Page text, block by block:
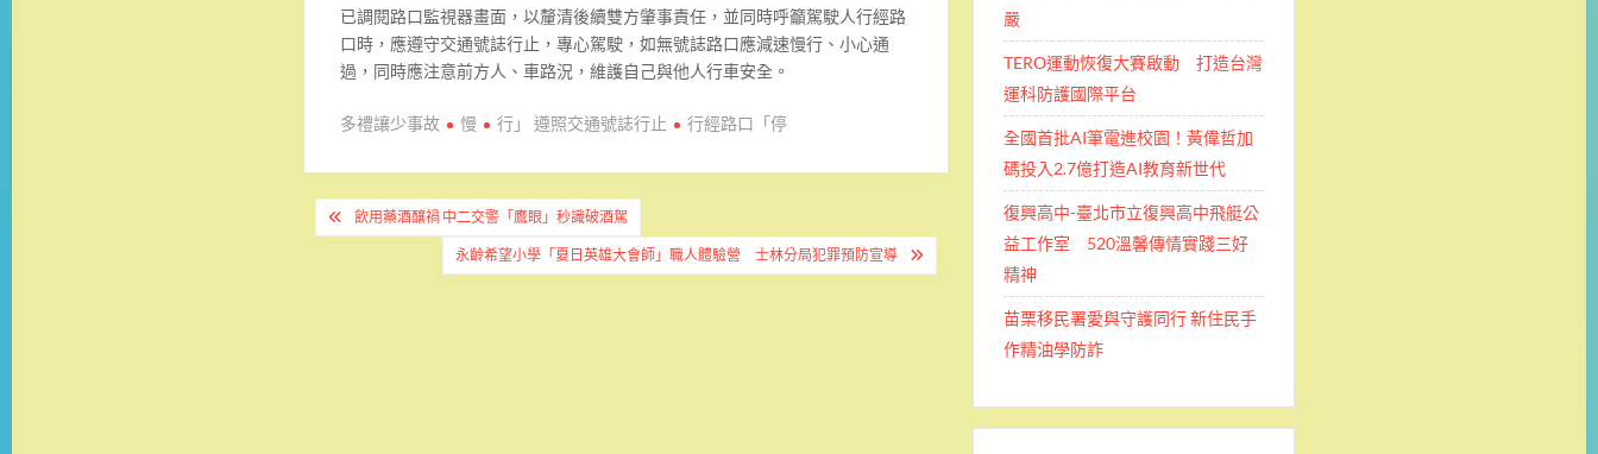
已調閱路口監視器畫面，以釐清後續雙方肇事責任，並同時呼籲駕駛人行經路
口時，應遵守交通號誌行止，專心駕駛，如無號誌路口應減速慢行、小心通
過，同時應注意前方人、車路況，維護自己與他人行車安全。
多禮讓少事故 慢 行」 遵照交通號誌行止 行經路口「停
文
章
飲用藥酒釀禍 中二交警「鷹眼」秒識破酒駕
永齡希望小學「夏日英雄大會師」職人體驗營 士林分局犯罪預防宣導
嚴
TERO運動恢復大賽啟動 打造台灣
運科防護國際平台
全國首批AI筆電進校園！黃偉哲加
碼投入2.7億打造AI教育新世代
復興高中-臺北市立復興高中飛艇公
益工作室 520溫馨傳情實踐三好
精神
苗栗移民署愛與守護同行 新住民手
作精油學防詐